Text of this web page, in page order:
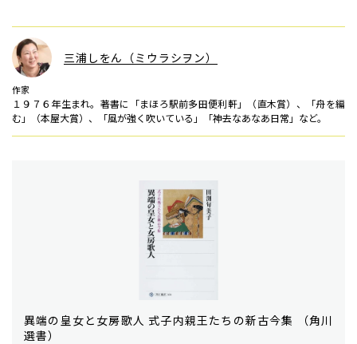
三浦しをん（ミウラシヲン）
作家
１９７６年生まれ。著書に「まほろ駅前多田便利軒」（直木賞）、「舟を編
む」（本屋大賞）、「風が強く吹いている」「神去なあなあ日常」など。
異端の皇女と女房歌人 式子内親王たちの新古今集 （角川
選書）